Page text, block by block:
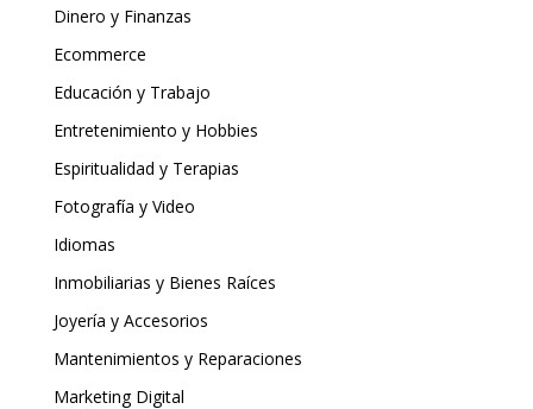
Dinero y Finanzas
Ecommerce
Educación y Trabajo
Entretenimiento y Hobbies
Espiritualidad y Terapias
Fotografía y Video
Idiomas
Inmobiliarias y Bienes Raíces
Joyería y Accesorios
Mantenimientos y Reparaciones
Marketing Digital